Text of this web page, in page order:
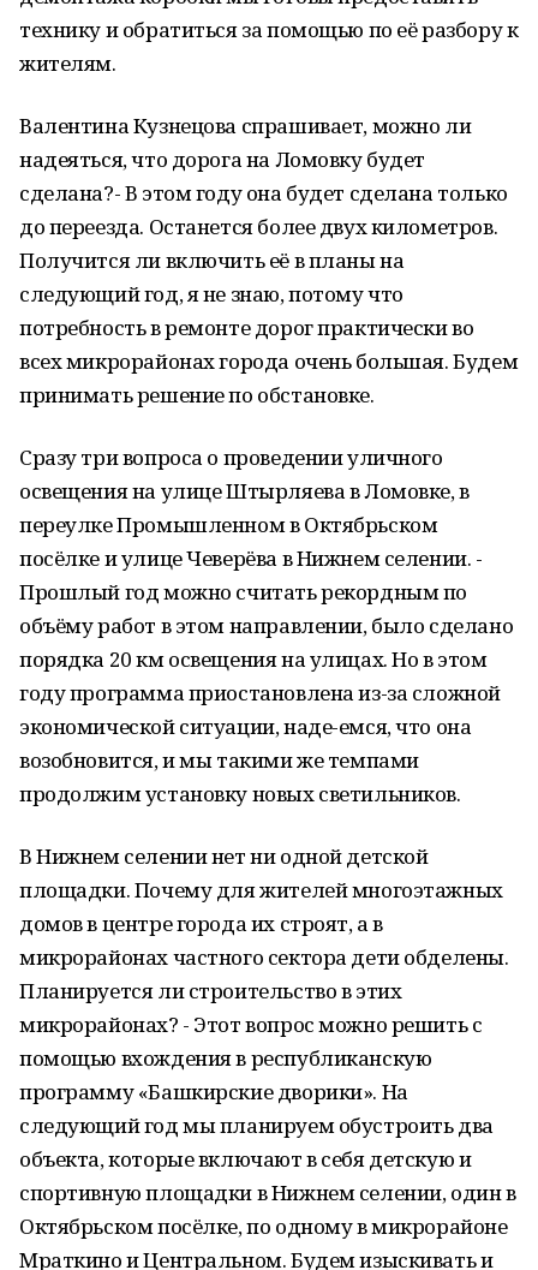
технику и обратиться за помощью по её разбору к
жителям.
Валентина Кузнецова спрашивает, можно ли
надеяться, что дорога на Ломовку будет
сделана?- В этом году она будет сделана только
до переезда. Останется более двух километров.
Получится ли включить её в планы на
следующий год, я не знаю, потому что
потребность в ремонте дорог практически во
всех микрорайонах города очень большая. Будем
принимать решение по обстановке.
Сразу три вопроса о проведении уличного
освещения на улице Штырляева в Ломовке, в
переулке Промышленном в Октябрьском
посёлке и улице Чеверёва в Нижнем селении. -
Прошлый год можно считать рекордным по
объёму работ в этом направлении, было сделано
порядка 20 км освещения на улицах. Но в этом
году программа приостановлена из-за сложной
экономической ситуации, наде-емся, что она
возобновится, и мы такими же темпами
продолжим установку новых светильников.
В Нижнем селении нет ни одной детской
площадки. Почему для жителей многоэтажных
домов в центре города их строят, а в
микрорайонах частного сектора дети обделены.
Планируется ли строительство в этих
микрорайонах? - Этот вопрос можно решить с
помощью вхождения в республиканскую
программу «Башкирские дворики». На
следующий год мы планируем обустроить два
объекта, которые включают в себя детскую и
спортивную площадки в Нижнем селении, один в
Октябрьском посёлке, по одному в микрорайоне
Мраткино и Центральном. Будем изыскивать и